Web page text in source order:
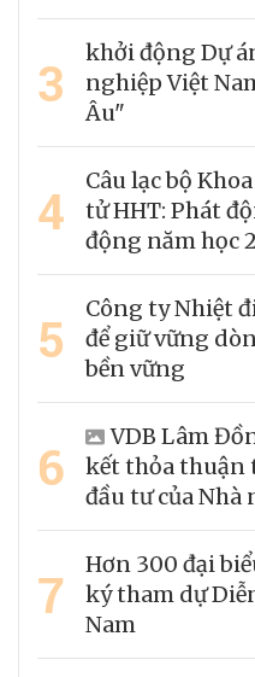
3
khởi động Dự
nghiệp Việt
Âu"
4
Câu lạc bộ
tử HHT: Phát
động năm học
5
Công ty Nhiệt
để giữ vững
bền vững
6
VDB Lâm
kết thỏa thuận
đầu tư của Nhà
7
Hơn 300 đại
ký tham dự
Nam